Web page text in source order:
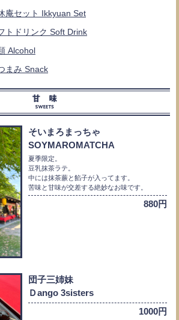
庵セット Ikkyuan Set
トドリンク Soft Drink
Alcohol
まみ Snack
そいまろまっちゃ
SOYMAROMATCHA
夏季限定。
豆乳抹茶ラテ。
中には抹茶蕨と餡子が入ってます。
苦味と甘味が交差する絶妙なお味です。
880円
団子三姉妹
Ｄango 3sisters
1000円